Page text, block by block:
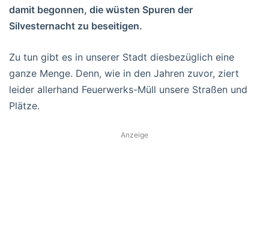
damit begonnen, die wüsten Spuren der
Silvesternacht zu beseitigen.
Zu tun gibt es in unserer Stadt diesbezüglich eine
ganze Menge. Denn, wie in den Jahren zuvor, ziert
leider allerhand Feuerwerks-Müll unsere Straßen und
Plätze.
Anzeige